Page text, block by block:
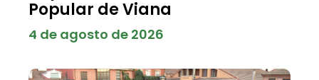
Popular de Viana
4 de agosto de 2026